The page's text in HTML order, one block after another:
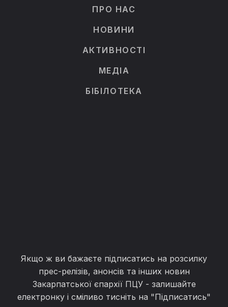
ПРО НАС
НОВИНИ
АКТИВНОСТІ
МЕДІА
БІБІЛОТЕКА
Якщо ж ви бажаєте підписатись на розсилку
прес-релізів, анонсів та інших новин
Закарпатської єпархії ПЦУ - залишайте
електронку і сміливо тисніть на "Підписатись"